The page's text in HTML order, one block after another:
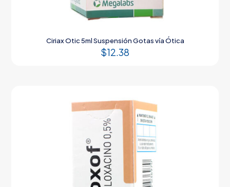
Ciriax Otic 5ml Suspensión Gotas vía Ótica
$12.38